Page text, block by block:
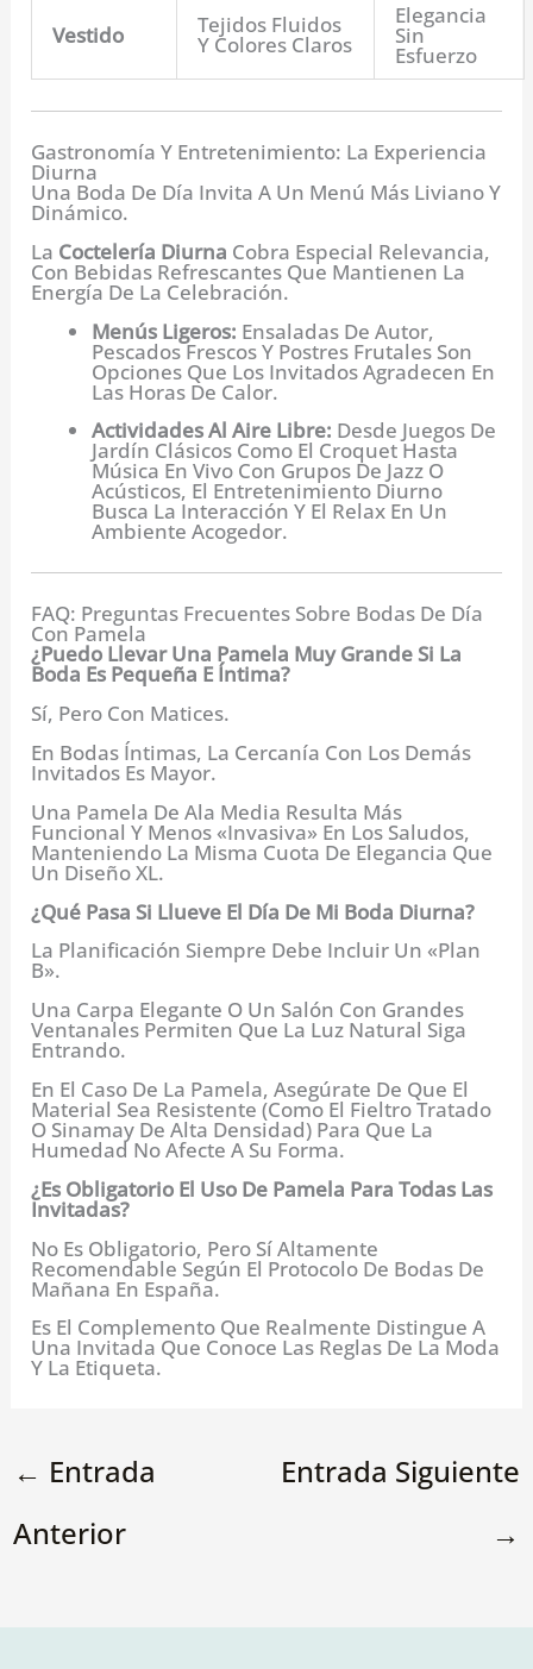
Vestido Tejidos Fluidos
Y Colores Claros
Elegancia
Sin
Esfuerzo
Gastronomía Y Entretenimiento: La Experiencia
Diurna
Una Boda De Día Invita A Un Menú Más Liviano Y
Dinámico.
La Coctelería Diurna Cobra Especial Relevancia,
Con Bebidas Refrescantes Que Mantienen La
Energía De La Celebración.
Menús Ligeros: Ensaladas De Autor,
Pescados Frescos Y Postres Frutales Son
Opciones Que Los Invitados Agradecen En
Las Horas De Calor.
Actividades Al Aire Libre: Desde Juegos De
Jardín Clásicos Como El Croquet Hasta
Música En Vivo Con Grupos De Jazz O
Acústicos, El Entretenimiento Diurno
Busca La Interacción Y El Relax En Un
Ambiente Acogedor.
FAQ: Preguntas Frecuentes Sobre Bodas De Día
Con Pamela
¿Puedo Llevar Una Pamela Muy Grande Si La
Boda Es Pequeña E Íntima?
Sí, Pero Con Matices.
En Bodas Íntimas, La Cercanía Con Los Demás
Invitados Es Mayor.
Una Pamela De Ala Media Resulta Más
Funcional Y Menos «invasiva» En Los Saludos,
Manteniendo La Misma Cuota De Elegancia Que
Un Diseño XL.
¿Qué Pasa Si Llueve El Día De Mi Boda Diurna?
La Planificación Siempre Debe Incluir Un «Plan
B».
Una Carpa Elegante O Un Salón Con Grandes
Ventanales Permiten Que La Luz Natural Siga
Entrando.
En El Caso De La Pamela, Asegúrate De Que El
Material Sea Resistente (como El Fieltro Tratado
O Sinamay De Alta Densidad) Para Que La
Humedad No Afecte A Su Forma.
¿Es Obligatorio El Uso De Pamela Para Todas Las
Invitadas?
No Es Obligatorio, Pero Sí Altamente
Recomendable Según El Protocolo De Bodas De
Mañana En España.
Es El Complemento Que Realmente Distingue A
Una Invitada Que Conoce Las Reglas De La Moda
Y La Etiqueta.
← Entrada
Anterior
Entrada Siguiente
→